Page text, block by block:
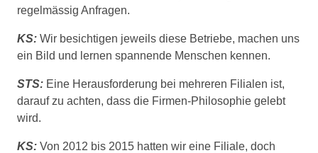
regelmässig Anfragen.
KS: Wir besichtigen jeweils diese Betriebe, machen uns
ein Bild und lernen spannende Menschen kennen.
STS: Eine Herausforderung bei mehreren Filialen ist,
darauf zu achten, dass die Firmen-Philosophie gelebt
wird.
KS: Von 2012 bis 2015 hatten wir eine Filiale, doch